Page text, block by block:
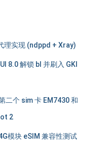
理实现 (ndppd + Xray)
8.0 解锁 bl 并刷入 GKI
二个 sim 卡 EM7430 和
2
模块 eSIM 兼容性测试